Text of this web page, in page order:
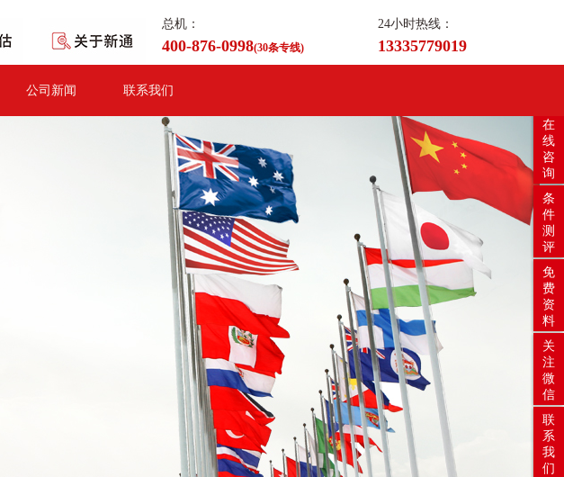
总机：
400-876-0998(30条专线)
24小时热线：
13335779019
公司新闻 联系我们
在
线
咨
询
条
件
测
评
免
费
资
料
关
注
微
信
联
系
我
们